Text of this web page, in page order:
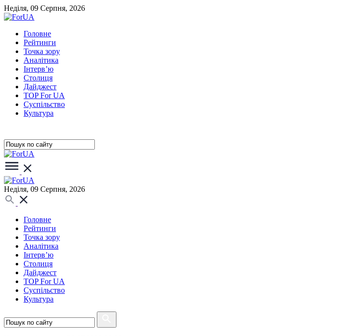
Неділя, 09 Серпня, 2026
Головне
Рейтинги
Точка зору
Аналітика
Інтерв’ю
Столиця
Дайджест
TOP For UA
Суспiльство
Культура
Неділя, 09 Серпня, 2026
Головне
Рейтинги
Точка зору
Аналітика
Інтерв’ю
Столиця
Дайджест
TOP For UA
Суспiльство
Культура